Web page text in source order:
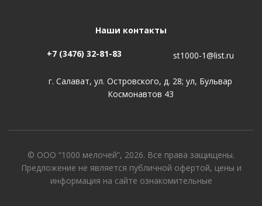
Наши контакты
+7 (3476) 32-81-83 st1000-1@list.ru
г. Салават, ул. Островского, д. 28; ул, Бульвар
Космонавтов 43
© ООО “1000 мелочей”, 2026. Все права защищены.
Предложение не является публичной офертой, цены и
информация на сайте ознакомительные